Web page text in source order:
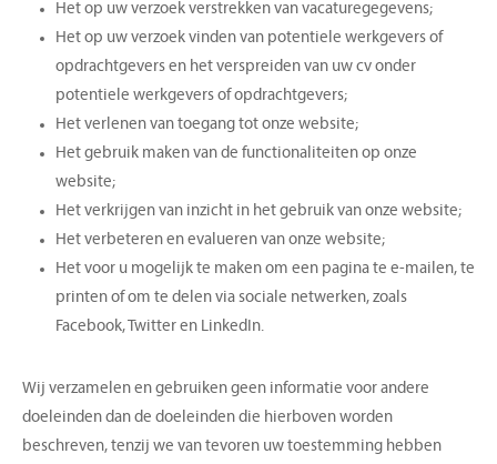
Het op uw verzoek verstrekken van vacaturegegevens;
Het op uw verzoek vinden van potentiele werkgevers of
opdrachtgevers en het verspreiden van uw cv onder
potentiele werkgevers of opdrachtgevers;
Het verlenen van toegang tot onze website;
Het gebruik maken van de functionaliteiten op onze
website;
Het verkrijgen van inzicht in het gebruik van onze website;
Het verbeteren en evalueren van onze website;
Het voor u mogelijk te maken om een pagina te e-mailen, te
printen of om te delen via sociale netwerken, zoals
Facebook, Twitter en LinkedIn.
Wij verzamelen en gebruiken geen informatie voor andere
doeleinden dan de doeleinden die hierboven worden
beschreven, tenzij we van tevoren uw toestemming hebben